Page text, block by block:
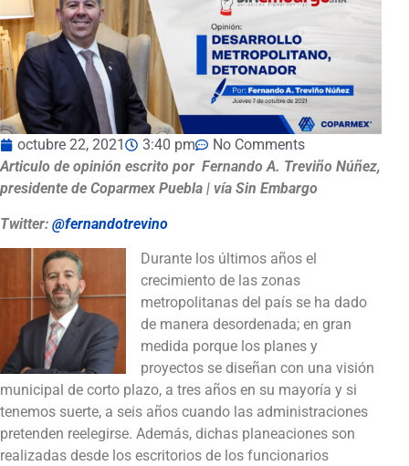
octubre 22, 2021 3:40 pm
No Comments
Articulo de opinión escrito por Fernando A. Treviño Núñez,
presidente de Coparmex Puebla | vía Sin Embargo
Twitter: @fernandotrevino
Durante los últimos años el
crecimiento de las zonas
metropolitanas del país se ha dado
de manera desordenada; en gran
medida porque los planes y
proyectos se diseñan con una visión
municipal de corto plazo, a tres años en su mayoría y si
tenemos suerte, a seis años cuando las administraciones
pretenden reelegirse. Además, dichas planeaciones son
realizadas desde los escritorios de los funcionarios